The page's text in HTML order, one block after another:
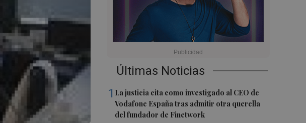
Últimas Noticias
1 La justicia cita como investigado al CEO de
Vodafone España tras admitir otra querella
del fundador de Finetwork